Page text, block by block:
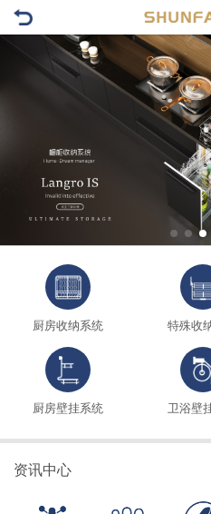
厨房收纳系统 特殊收
厨房壁挂系统 卫浴壁
资讯中心